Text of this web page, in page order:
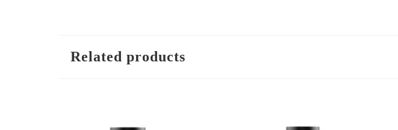
Related products